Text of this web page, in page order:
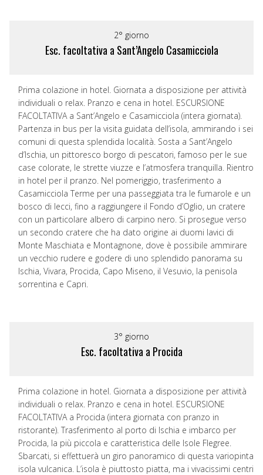
2° giorno
Esc. facoltativa a Sant’Angelo Casamicciola
Prima colazione in hotel. Giornata a disposizione per attività
individuali o relax. Pranzo e cena in hotel. ESCURSIONE
FACOLTATIVA a Sant’Angelo e Casamicciola (intera giornata).
Partenza in bus per la visita guidata dell’isola, ammirando i sei
comuni di questa splendida località. Sosta a Sant’Angelo
d’Ischia, un pittoresco borgo di pescatori, famoso per le sue
case colorate, le strette viuzze e l’atmosfera tranquilla. Rientro
in hotel per il pranzo. Nel pomeriggio, trasferimento a
Casamicciola Terme per una passeggiata tra le fumarole e un
bosco di lecci, fino a raggiungere il Fondo d’Oglio, un cratere
con un particolare albero di carpino nero. Si prosegue verso
un secondo cratere che ha dato origine ai duomi lavici di
Monte Maschiata e Montagnone, dove è possibile ammirare
un vecchio rudere e godere di uno splendido panorama su
Ischia, Vivara, Procida, Capo Miseno, il Vesuvio, la penisola
sorrentina e Capri.
3° giorno
Esc. facoltativa a Procida
Prima colazione in hotel. Giornata a disposizione per attività
individuali o relax. Pranzo e cena in hotel. ESCURSIONE
FACOLTATIVA a Procida (intera giornata con pranzo in
ristorante). Trasferimento al porto di Ischia e imbarco per
Procida, la più piccola e caratteristica delle Isole Flegree.
Sbarcati, si effettuerà un giro panoramico di questa variopinta
isola vulcanica. L’isola è piuttosto piatta, ma i vivacissimi centri